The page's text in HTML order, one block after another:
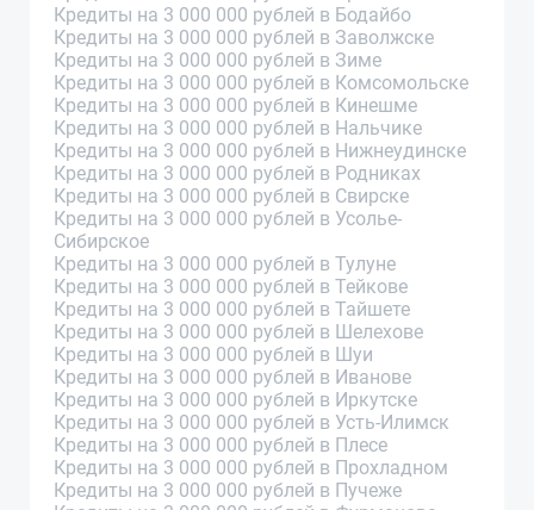
Кредиты на 3 000 000 рублей в Бодайбо
Кредиты на 3 000 000 рублей в Заволжске
Кредиты на 3 000 000 рублей в Зиме
Кредиты на 3 000 000 рублей в Комсомольске
Кредиты на 3 000 000 рублей в Кинешме
Кредиты на 3 000 000 рублей в Нальчике
Кредиты на 3 000 000 рублей в Нижнеудинске
Кредиты на 3 000 000 рублей в Родниках
Кредиты на 3 000 000 рублей в Свирске
Кредиты на 3 000 000 рублей в Усолье-
Сибирское
Кредиты на 3 000 000 рублей в Тулуне
Кредиты на 3 000 000 рублей в Тейкове
Кредиты на 3 000 000 рублей в Тайшете
Кредиты на 3 000 000 рублей в Шелехове
Кредиты на 3 000 000 рублей в Шуи
Кредиты на 3 000 000 рублей в Иванове
Кредиты на 3 000 000 рублей в Иркутске
Кредиты на 3 000 000 рублей в Усть-Илимск
Кредиты на 3 000 000 рублей в Плесе
Кредиты на 3 000 000 рублей в Прохладном
Кредиты на 3 000 000 рублей в Пучеже